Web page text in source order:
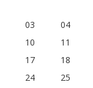
03
04
10
11
17
18
24
25